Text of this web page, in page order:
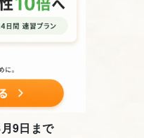
9日まで